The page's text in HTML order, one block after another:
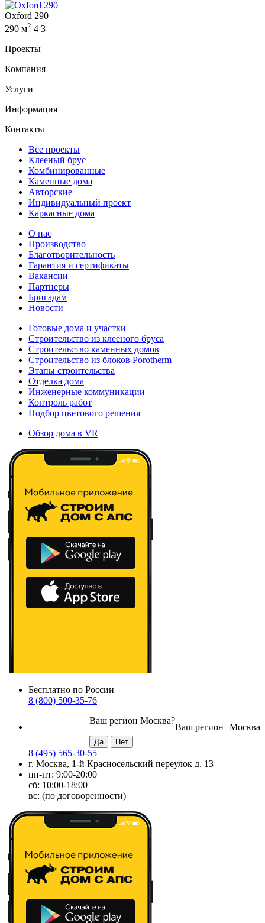
Oxford 290
290 м2 4 3
Проекты
Компания
Услуги
Информация
Контакты
Все проекты
Клееный брус
Комбинированные
Каменные дома
Авторские
Индивидуальный проект
Каркасные дома
О нас
Производство
Благотворительность
Гарантия и сертификаты
Вакансии
Партнеры
Бригадам
Новости
Готовые дома и участки
Строительство из клееного бруса
Строительство каменных домов
Строительство из блоков Porotherm
Этапы строительства
Отделка дома
Инженерные коммуникации
Контроль работ
Подбор цветового решения
Обзор дома в VR
Бесплатно по России
8 (800) 500-35-76
Москва
Ваш регион
Ваш регион Москва?
8 (495) 565-30-55
г. Москва, 1-й Красносельский переулок д. 13
пн-пт: 9:00-20:00
сб: 10:00-18:00
вс: (по договоренности)